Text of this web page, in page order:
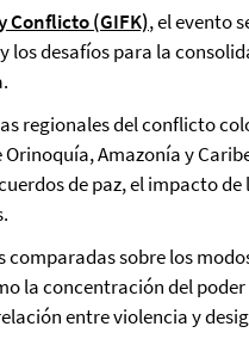
Conflicto (GIFK), el evento
desafíos para la
regionales del conflicto
Amazonía y
de paz, el impacto de
comparadas sobre los
la concentración del
entre violencia y